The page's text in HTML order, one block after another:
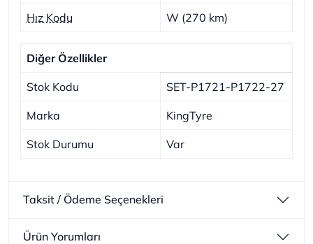
Hız Kodu W (270 km)
Diğer Özellikler
Stok Kodu SET-P1721-P1722-27
Marka KingTyre
Stok Durumu Var
Taksit / Ödeme Seçenekleri
Ürün Yorumları